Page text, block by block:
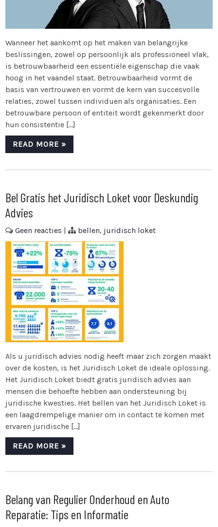
Wanneer het aankomt op het maken van belangrijke
beslissingen, zowel op persoonlijk als professioneel vlak,
is betrouwbaarheid een essentiële eigenschap die vaak
hoog in het vaandel staat. Betrouwbaarheid vormt de
basis van vertrouwen en vormt de kern van succesvolle
relaties, zowel tussen individuen als organisaties. Een
betrouwbare persoon of entiteit wordt gekenmerkt door
hun consistentie […]
READ MORE »
Bel Gratis het Juridisch Loket voor Deskundig
Advies
Geen reacties | bellen, juridisch loket
Als u juridisch advies nodig heeft maar zich zorgen maakt
over de kosten, is het Juridisch Loket de ideale oplossing.
Het Juridisch Loket biedt gratis juridisch advies aan
mensen die behoefte hebben aan ondersteuning bij
juridische kwesties. Het bellen van het Juridisch Loket is
een laagdrempelige manier om in contact te komen met
ervaren juridische […]
READ MORE »
Belang van Regulier Onderhoud en Auto
Reparatie: Tips en Informatie